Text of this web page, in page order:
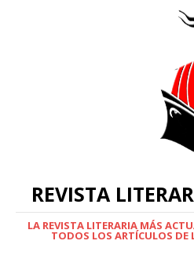
REVISTA
LA REVISTA LITERARIA MÁS
TODOS LOS ARTÍCULOS DE